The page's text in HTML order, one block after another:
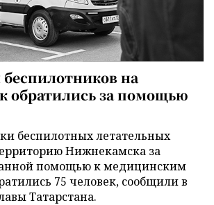
беспилотников на
обратились за помощью
беспилотных летательных
Нижнекамска за
помощью к медицинским
75 человек, сообщили в
Татарстана.